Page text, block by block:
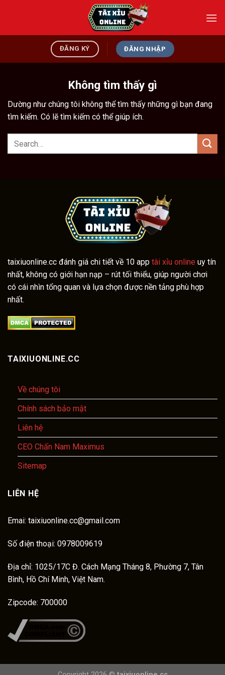
ĐĂNG KÝ ĐĂNG NHẬP
Không tìm thấy gì
Dường như chúng tôi không thể tìm thấy những gì bạn đang
tìm kiếm. Có lẽ tìm kiếm có thể giúp ích.
taixiuonline.cc đánh giá chi tiết về 10 app tài xỉu online uy tín
nhất, không có giới hạn nạp – rút tối thiểu, giúp người chơi
có cái nhìn tổng quan và lựa chọn được nền tảng phù hợp
nhất.
TAIXIUONLINE.CC
Về chúng tôi
Chính sách bảo mật
Liên hệ
CEO Chấn Nam Maximus
Sitemap
LIÊN HỆ
Emai: taixiuonline.cc@gmail.com
Số điện thoại: 0978009619
Địa chỉ: 1025/17C Đ. Cách Mạng Tháng 8, Phường 7, Tân
Bình, Hồ Chí Minh, Việt Nam.
Zipcode: 700000